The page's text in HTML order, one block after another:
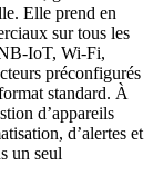
Elle prend en
sur tous les
IoT, Wi-Fi,
préconfigurés
standard. À
d’appareils
d’alertes et
un seul